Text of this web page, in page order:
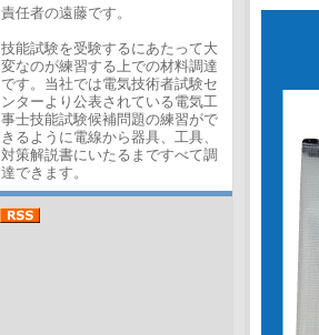
責任者の遠藤です。
技能試験を受験するにあたって大
変なのが練習する上での材料調達
です。当社では電気技術者試験セ
ンターより公表されている電気工
事士技能試験候補問題の練習がで
きるように電線から器具、工具、
対策解説書にいたるまですべて調
達できます。